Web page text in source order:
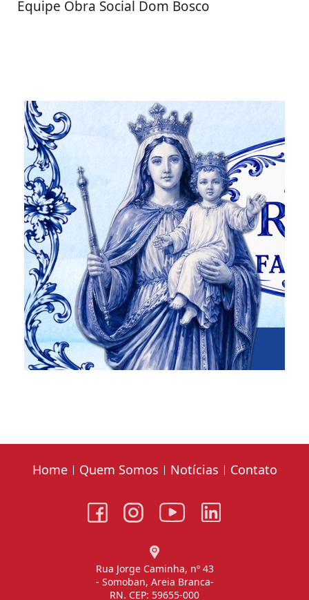
Equipe Obra Social Dom Bosco
Home Quem Somos Notícias Contato
Rua Jorge Caminha, nº 43
- Somoban, Areia Branca-
RN. CEP: 59655-000